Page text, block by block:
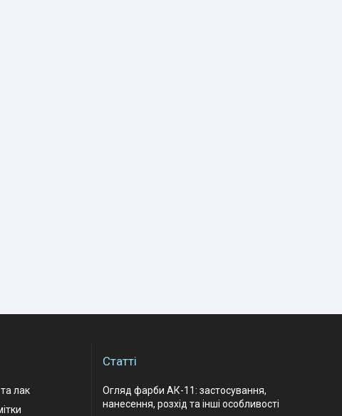
лак
Статті
Огляд фарби АК-11: застосування,
нанесення, розхід та інші особливості